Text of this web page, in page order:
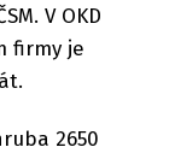
V OKD
firmy je
2650